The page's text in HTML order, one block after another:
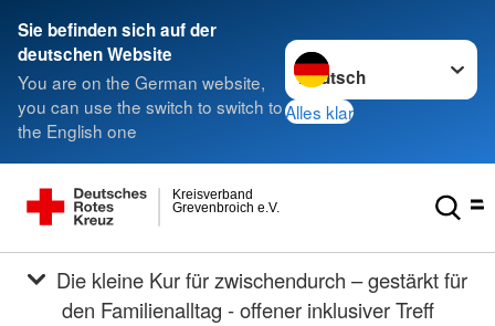
Sie befinden sich auf der
deutschen Website
You are on the German website,
you can use the switch to switch to
the English one
Sprache wechseln zu
Alles klar
Grevenbroich e.V.
Kreisverband
den Familienalltag - offener inklusiver Treff